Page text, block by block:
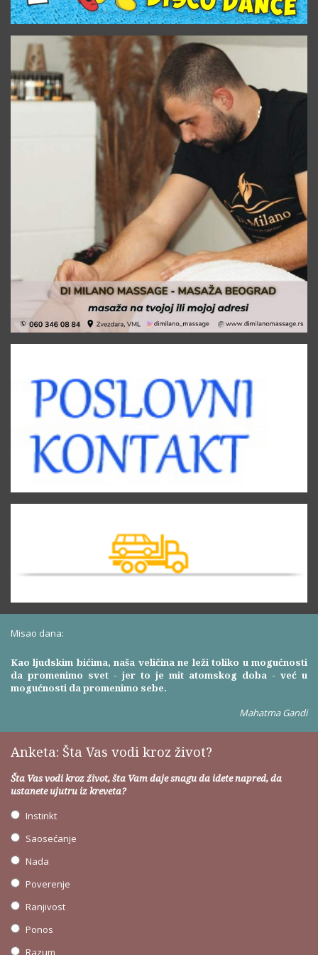
Misao dana:
Kao ljudskim bićima, naša veličina ne leži toliko u mogućnosti
da promenimo svet - jer to je mit atomskog doba - već u
mogućnosti da promenimo sebe.
Mahatma Gandi
Anketa: Šta Vas vodi kroz život?
Šta Vas vodi kroz život, šta Vam daje snagu da idete napred, da
ustanete ujutru iz kreveta?
Instinkt
Saosećanje
Nada
Poverenje
Ranjivost
Ponos